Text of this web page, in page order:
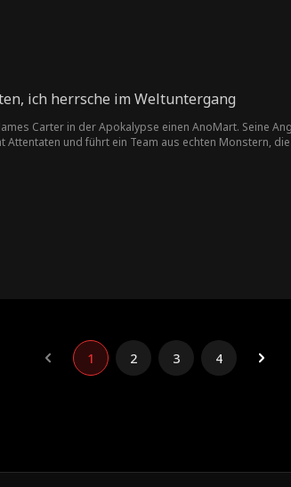
ich herrsche im Weltuntergang
Carter in der Apokalypse einen AnoMart. Seine
Attentaten und führt ein Team aus echten Monstern,
1 2 3 4